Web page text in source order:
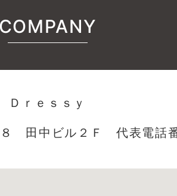
COMPANY
Ｄｒｅｓｓｙ
８ 田中ビル２Ｆ 代表電